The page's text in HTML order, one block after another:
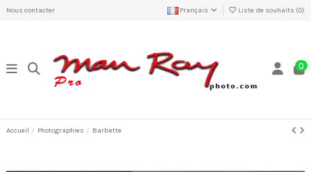
Nous contacter Français Liste de souhaits (0)
0
Accueil Photographies Barbette